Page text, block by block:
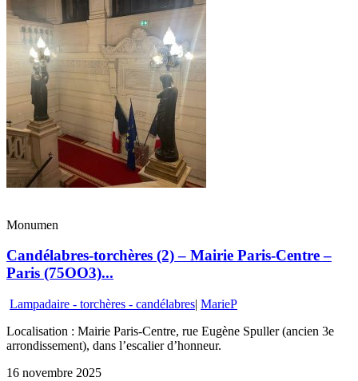
Monumen
Candélabres-torchères (2) – Mairie Paris-Centre –
Paris (75OO3)...
Lampadaire - torchères - candélabres| MarieP
Localisation : Mairie Paris-Centre, rue Eugène Spuller (ancien 3e
arrondissement), dans l’escalier d’honneur.
16 novembre 2025